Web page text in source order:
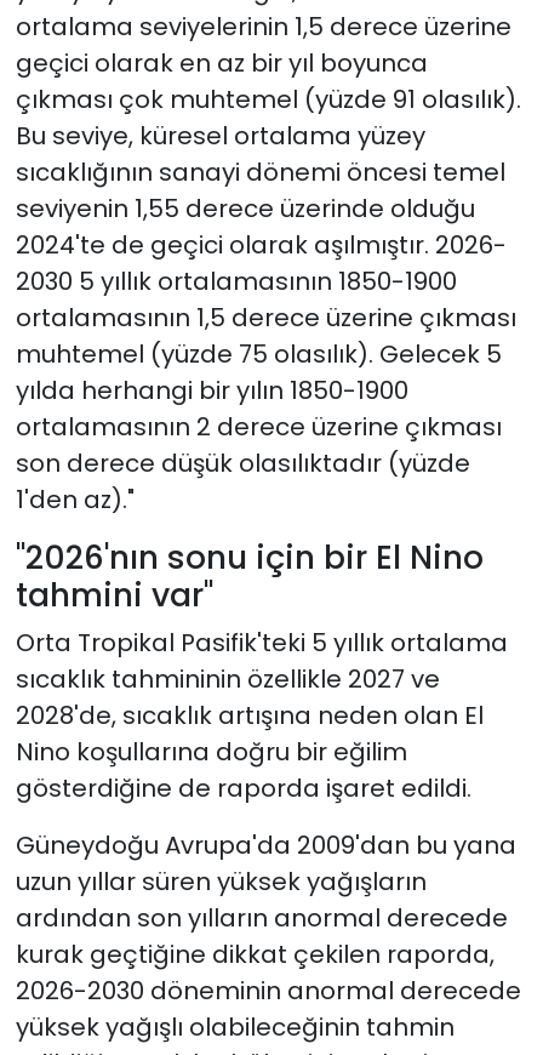
ortalama seviyelerinin 1,5 derece üzerine
geçici olarak en az bir yıl boyunca
çıkması çok muhtemel (yüzde 91 olasılık).
Bu seviye, küresel ortalama yüzey
sıcaklığının sanayi dönemi öncesi temel
seviyenin 1,55 derece üzerinde olduğu
2024'te de geçici olarak aşılmıştır. 2026-
2030 5 yıllık ortalamasının 1850-1900
ortalamasının 1,5 derece üzerine çıkması
muhtemel (yüzde 75 olasılık). Gelecek 5
yılda herhangi bir yılın 1850-1900
ortalamasının 2 derece üzerine çıkması
son derece düşük olasılıktadır (yüzde
1'den az)."
"2026'nın sonu için bir El Nino
tahmini var"
Orta Tropikal Pasifik'teki 5 yıllık ortalama
sıcaklık tahmininin özellikle 2027 ve
2028'de, sıcaklık artışına neden olan El
Nino koşullarına doğru bir eğilim
gösterdiğine de raporda işaret edildi.
Güneydoğu Avrupa'da 2009'dan bu yana
uzun yıllar süren yüksek yağışların
ardından son yılların anormal derecede
kurak geçtiğine dikkat çekilen raporda,
2026-2030 döneminin anormal derecede
yüksek yağışlı olabileceğinin tahmin